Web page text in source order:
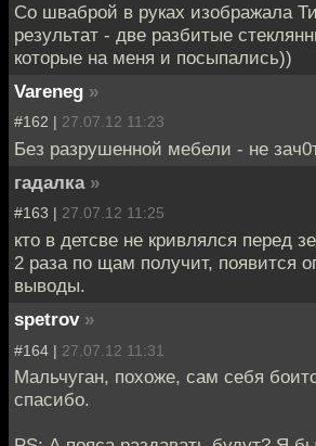
Со шваброй в руках изображала
результат - две разбитые
которые на меня и посыпались))
Vareneg »
#162 | 27.07.12 11:23
Без разрушенной мебели - не
гадалка »
#163 | 27.07.12 11:25
кто в детсве не кривлялся перед
2 раза по щам получит, появится
выводы.
spetrov »
#164 | 27.07.12 11:31
Мальчуган, похоже, сам себя
спасибо.